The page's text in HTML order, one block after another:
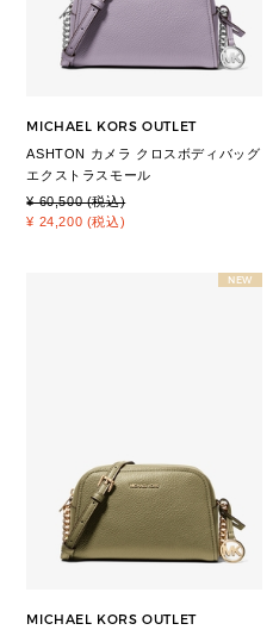
MICHAEL KORS OUTLET
ASHTON カメラ クロスボディバッグ
エクストラスモール
¥ 60,500 (税込)
¥ 24,200 (税込)
NEW
MICHAEL KORS OUTLET